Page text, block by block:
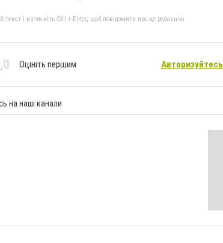
і натисніть Ctrl + Enter, щоб повідомити про це редакцію
Оцініть першим Авторизуйтесь
на наші канали